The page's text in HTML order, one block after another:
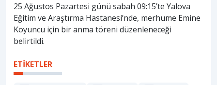
25 Ağustos Pazartesi günü sabah 09:15’te Yalova
Eğitim ve Araştırma Hastanesi’nde, merhume Emine
Koyuncu için bir anma töreni düzenleneceği
belirtildi.
ETİKETLER